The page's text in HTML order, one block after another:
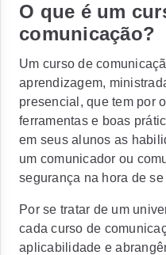
O que é um
comunicação?
Um curso de
aprendizagem,
presencial, que tem por
ferramentas e boas
em seus alunos as
um comunicador ou
segurança na hora de se
Por se tratar de um
cada curso de
aplicabilidade e